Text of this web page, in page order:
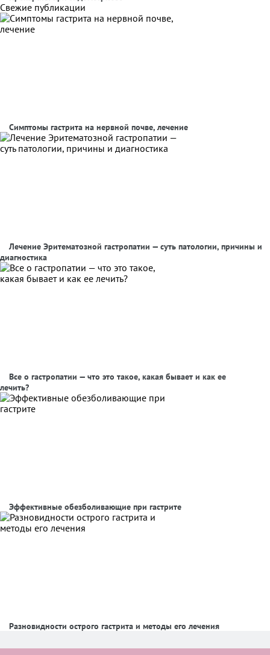
Свежие публикации
Симптомы гастрита на нервной почве, лечение
Лечение Эритематозной гастропатии — суть патологии, причины и
диагностика
Все о гастропатии — что это такое, какая бывает и как ее
лечить?
Эффективные обезболивающие при гастрите
Разновидности острого гастрита и методы его лечения